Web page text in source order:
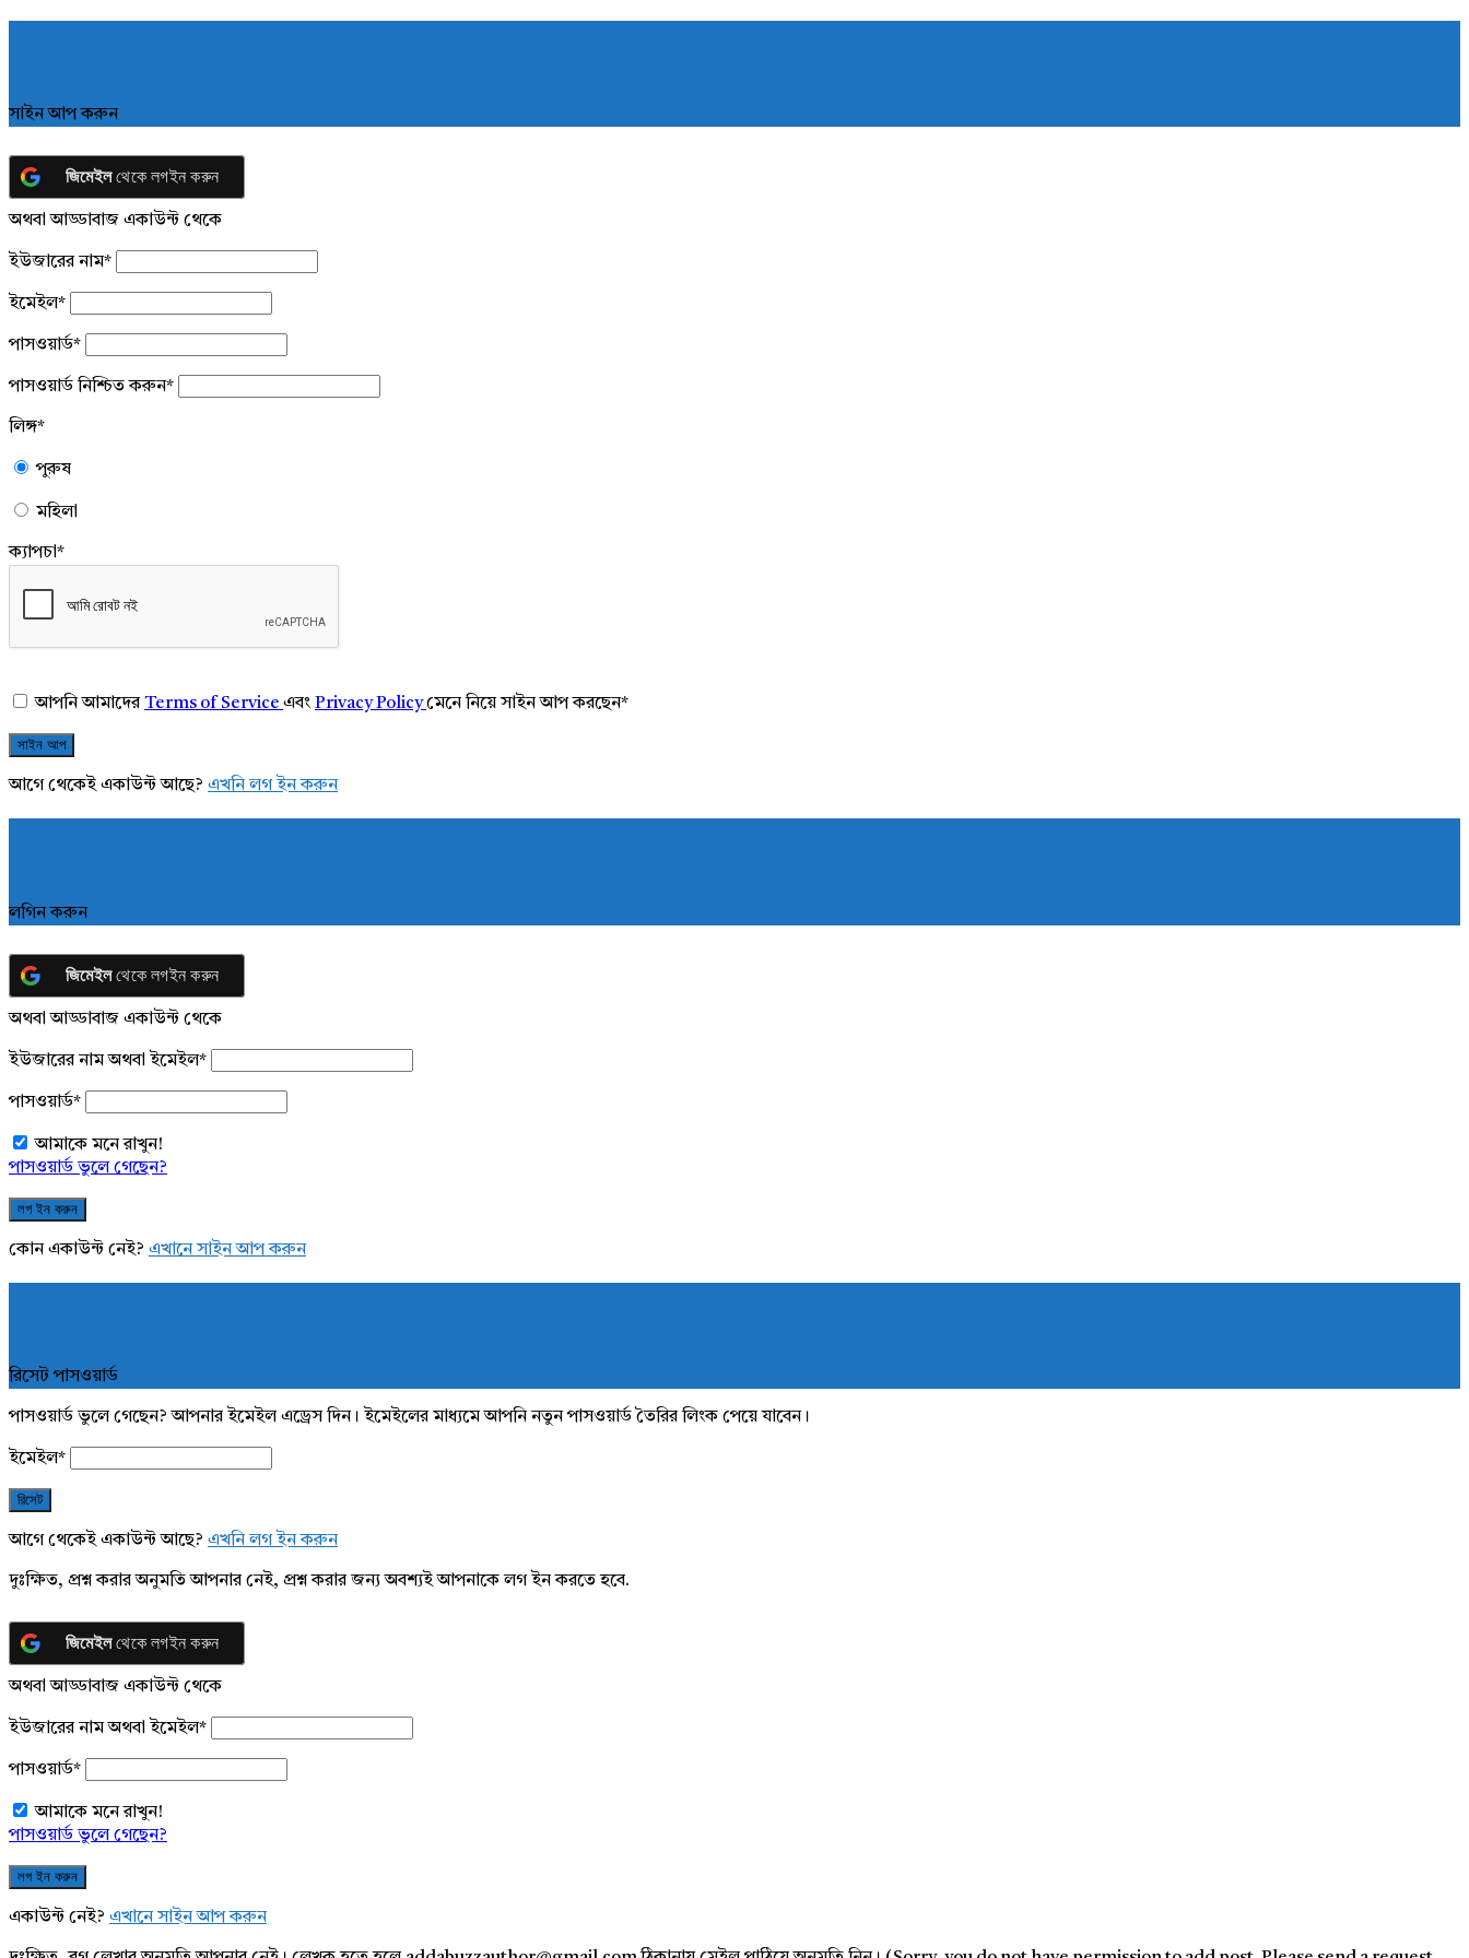
সাইন আপ করুন
জিমেইলথেকে লগইন করুন
অথবা আড্ডাবাজ একাউন্ট থেকে
ইউজারের নাম*
ইমেইল*
পাসওয়ার্ড*
পাসওয়ার্ড নিশ্চিত করুন*
লিঙ্গ*
পুরুষ
মহিলা
ক্যাপচা*
আপনি আমাদেরTerms of Service এবং Privacy Policyমেনে নিয়ে সাইন আপ করছেন*
আগে থেকেই একাউন্ট আছে? এখনি লগ ইন করুন
লগিন করুন
জিমেইলথেকে লগইন করুন
অথবা আড্ডাবাজ একাউন্ট থেকে
ইউজারের নাম অথবা ইমেইল*
পাসওয়ার্ড*
আমাকে মনে রাখুন!
পাসওয়ার্ড ভুলে গেছেন?
কোন একাউন্ট নেই? এখানে সাইন আপ করুন
রিসেট পাসওয়ার্ড
পাসওয়ার্ড ভুলে গেছেন? আপনার ইমেইল এড্রেস দিন। ইমেইলের মাধ্যমে আপনি নতুন পাসওয়ার্ড তৈরির লিংক পেয়ে যাবেন।
ইমেইল*
আগে থেকেই একাউন্ট আছে? এখনি লগ ইন করুন
দুঃক্ষিত, প্রশ্ন করার অনুমতি আপনার নেই, প্রশ্ন করার জন্য অবশ্যই আপনাকে লগ ইন করতে হবে.
জিমেইলথেকে লগইন করুন
অথবা আড্ডাবাজ একাউন্ট থেকে
ইউজারের নাম অথবা ইমেইল*
পাসওয়ার্ড*
আমাকে মনে রাখুন!
পাসওয়ার্ড ভুলে গেছেন?
একাউন্ট নেই? এখানে সাইন আপ করুন